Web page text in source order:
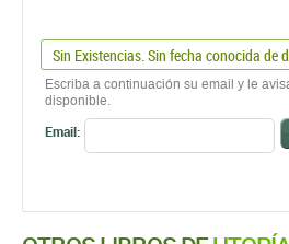
Sin Existencias. Sin fecha conocida de
Escriba a continuación su email y le
disponible.
Email: